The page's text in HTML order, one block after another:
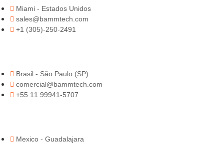
Miami - Estados Unidos
sales@bammtech.com
+1 (305)-250-2491
Brasil - São Paulo (SP)
comercial@bammtech.com
+55 11 99941-5707
Mexico - Guadalajara